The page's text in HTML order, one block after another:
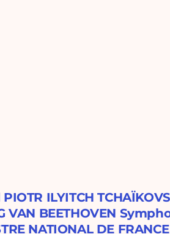
ILYITCH
BEETHOVEN
NATIONAL DE